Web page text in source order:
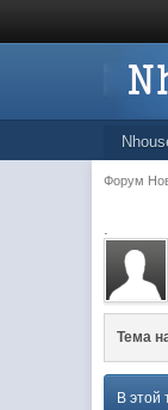
Форум
.
Тема
В этой